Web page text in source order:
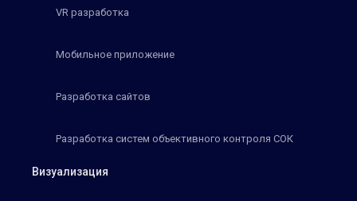
VR разработка
Мобильное приложение
Разработка сайтов
Разработка систем объективного контроля СОК
Визуализация